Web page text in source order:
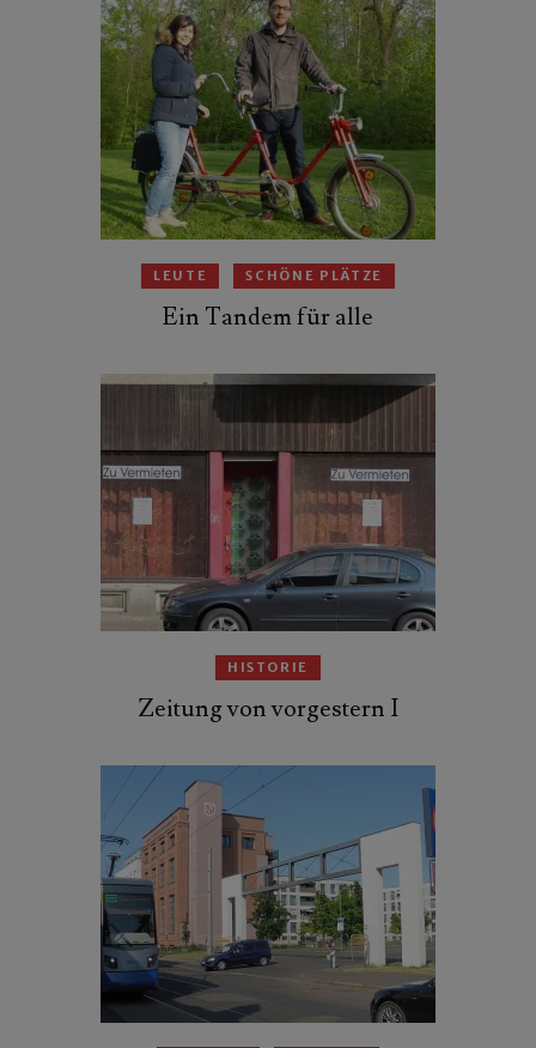
LEUTE SCHÖNE PLÄTZE
Ein Tandem für alle
HISTORIE
Zeitung von vorgestern I